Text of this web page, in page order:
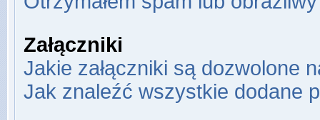
Załączniki
Jakie załączniki są dozwolone
Jak znaleźć wszystkie dodane